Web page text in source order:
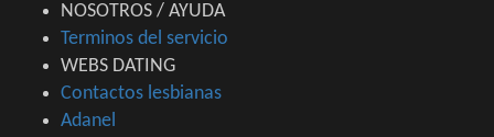
NOSOTROS / AYUDA
Terminos del servicio
WEBS DATING
Contactos lesbianas
Adanel